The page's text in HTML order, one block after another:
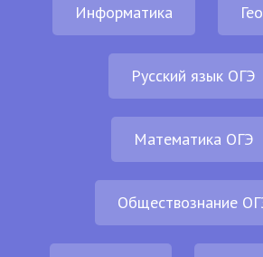
Информатика
Русский язык ОГЭ
Математика ОГЭ
Обществознание